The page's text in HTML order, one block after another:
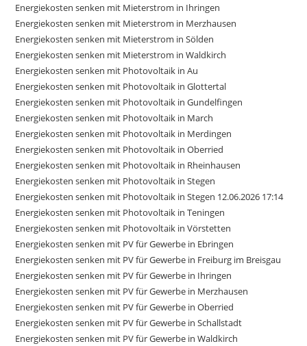
Energiekosten senken mit Mieterstrom in Ihringen
Energiekosten senken mit Mieterstrom in Merzhausen
Energiekosten senken mit Mieterstrom in Sölden
Energiekosten senken mit Mieterstrom in Waldkirch
Energiekosten senken mit Photovoltaik in Au
Energiekosten senken mit Photovoltaik in Glottertal
Energiekosten senken mit Photovoltaik in Gundelfingen
Energiekosten senken mit Photovoltaik in March
Energiekosten senken mit Photovoltaik in Merdingen
Energiekosten senken mit Photovoltaik in Oberried
Energiekosten senken mit Photovoltaik in Rheinhausen
Energiekosten senken mit Photovoltaik in Stegen
Energiekosten senken mit Photovoltaik in Stegen 12.06.2026 17:14
Energiekosten senken mit Photovoltaik in Teningen
Energiekosten senken mit Photovoltaik in Vörstetten
Energiekosten senken mit PV für Gewerbe in Ebringen
Energiekosten senken mit PV für Gewerbe in Freiburg im Breisgau
Energiekosten senken mit PV für Gewerbe in Ihringen
Energiekosten senken mit PV für Gewerbe in Merzhausen
Energiekosten senken mit PV für Gewerbe in Oberried
Energiekosten senken mit PV für Gewerbe in Schallstadt
Energiekosten senken mit PV für Gewerbe in Waldkirch